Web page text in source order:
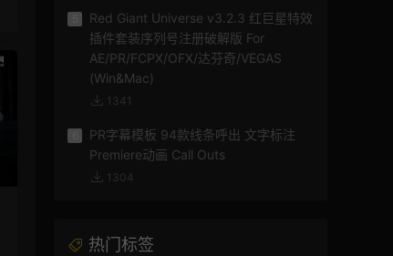
Red Giant Universe v3.2.3 红巨星特效
插件套装序列号注册破解版 For
AE/PR/FCPX/OFX/达芬奇/VEGAS
(Win&Mac)
1341
PR字幕模板 94款线条呼出 文字标注
Premiere动画 Call Outs
1304
热门标签